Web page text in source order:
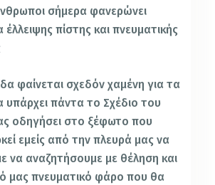
σήμερα φανερώνει
πίστης και πνευματικής
φαίνεται σχεδόν χαμένη για τα
υπάρχει πάντα το Σχέδιο του
οδηγήσει στο ξέφωτο που
εμείς από την πλευρά μας να
να αναζητήσουμε με θέληση και
μας πνευματικό φάρο που θα